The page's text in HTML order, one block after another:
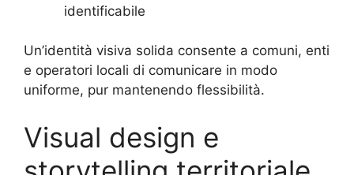
identificabile
Un’identità visiva solida consente a comuni, enti
e operatori locali di comunicare in modo
uniforme, pur mantenendo flessibilità.
Visual design e